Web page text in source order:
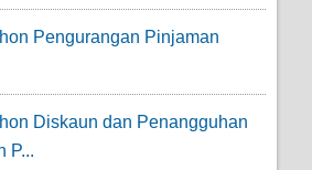
Pengurangan Pinjaman
Diskaun dan Penangguhan
P...